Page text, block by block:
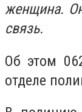
женщина.
связь.
Об этом
отделе